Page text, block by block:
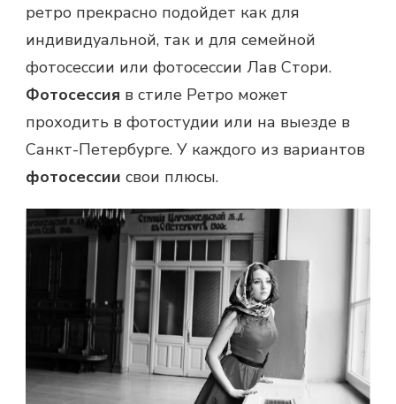
ретро прекрасно подойдет как для
индивидуальной, так и для семейной
фотосессии или фотосессии Лав Стори.
Фотосессия в стиле Ретро может
проходить в фотостудии или на выезде в
Санкт-Петербурге. У каждого из вариантов
фотосессии свои плюсы.